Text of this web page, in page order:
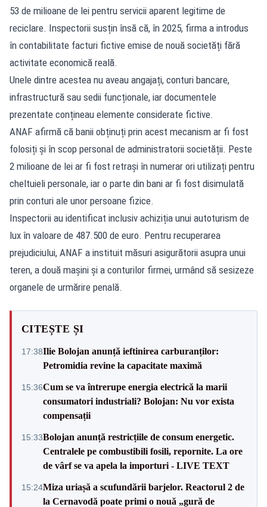
53 de milioane de lei pentru servicii aparent legitime de
reciclare. Inspectorii susțin însă că, în 2025, firma a introdus
în contabilitate facturi fictive emise de nouă societăți fără
activitate economică reală.
Unele dintre acestea nu aveau angajați, conturi bancare,
infrastructură sau sedii funcționale, iar documentele
prezentate conțineau elemente considerate fictive.
ANAF afirmă că banii obținuți prin acest mecanism ar fi fost
folosiți și în scop personal de administratorii societății. Peste
2 milioane de lei ar fi fost retrași în numerar ori utilizați pentru
cheltuieli personale, iar o parte din bani ar fi fost disimulată
prin conturi ale unor persoane fizice.
Inspectorii au identificat inclusiv achiziția unui autoturism de
lux în valoare de 487.500 de euro. Pentru recuperarea
prejudiciului, ANAF a instituit măsuri asigurătorii asupra unui
teren, a două mașini și a conturilor firmei, urmând să sesizeze
organele de urmărire penală.
CITEȘTE ȘI
17:38Ilie Bolojan anunță ieftinirea carburanților:
Petromidia revine la capacitate maximă
15:36Cum se va întrerupe energia electrică la marii
consumatori industriali? Bolojan: Nu vor exista
compensații
15:33Bolojan anunță restricțiile de consum energetic.
Centralele pe combustibili fosili, repornite. La ore
de vârf se va apela la importuri - LIVE TEXT
15:24Miza uriașă a scufundării barjelor. Reactorul 2 de
la Cernavodă poate primi o nouă „gură de